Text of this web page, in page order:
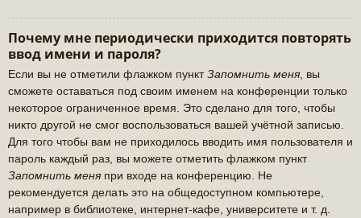
Почему мне периодически приходится повторять
ввод имени и пароля?
Если вы не отметили флажком пунктЗапомнить меня , вы
сможете оставаться под своим именем на конференции только
некоторое ограниченное время. Это сделано для того, чтобы
никто другой не смог воспользоваться вашей учётной записью.
Для того чтобы вам не приходилось вводить имя пользователя и
пароль каждый раз, вы можете отметить флажком пункт
Запомнить меня при входе на конференцию. Не
рекомендуется делать это на общедоступном компьютере,
например в библиотеке, интернет-кафе, университете и т. д.